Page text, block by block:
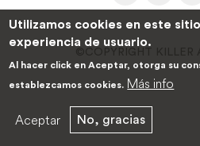
Utilizamos cookies en este
experiencia de usuario.
Al hacer click en Aceptar, otorga su
establezcamos cookies. Más info
Aceptar No, gracias